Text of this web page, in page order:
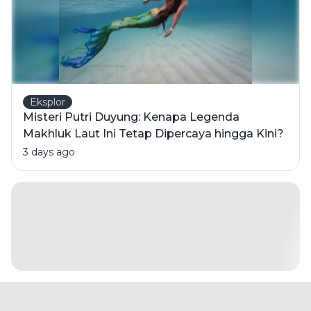
Eksplor
Misteri Putri Duyung: Kenapa Legenda
Makhluk Laut Ini Tetap Dipercaya hingga Kini?
3 days ago